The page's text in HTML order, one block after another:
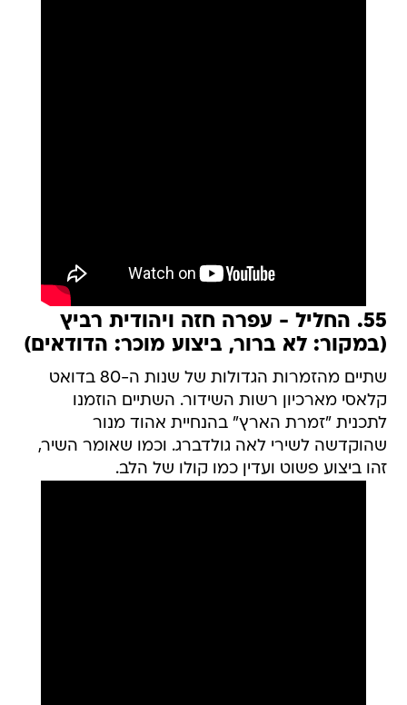
55. החליל - עפרה חזה ויהודית רביץ
(במקור: לא ברור, ביצוע מוכר: הדודאים)
שתיים מהזמרות הגדולות של שנות ה-80 בדואט
קלאסי מארכיון רשות השידור. השתיים הוזמנו
לתכנית "זמרת הארץ" בהנחיית אהוד מנור
שהוקדשה לשירי לאה גולדברג. וכמו שאומר השיר,
זהו ביצוע פשוט ועדין כמו קולו של הלב.